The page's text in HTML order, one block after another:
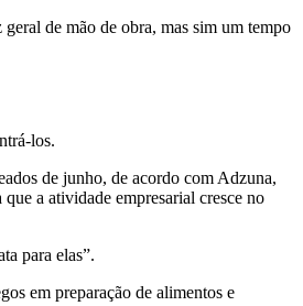
de mão de obra, mas sim um tempo
los.
de junho, de acordo com Adzuna,
a atividade empresarial cresce no
para elas”.
em preparação de alimentos e